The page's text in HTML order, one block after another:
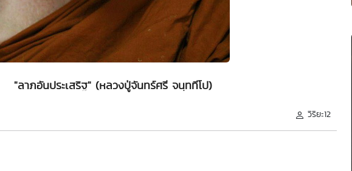
"ลาภอันประเสริฐ" (หลวงปู่จันทร์ศรี จนฺททีโป)
วิริยะ12